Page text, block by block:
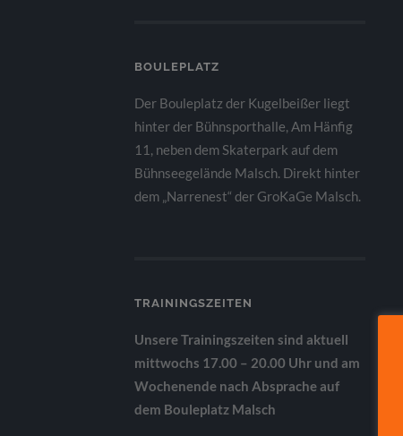
BOULEPLATZ
Der Bouleplatz der Kugelbeißer liegt
hinter der Bühnsporthalle, Am Hänfig
11, neben dem Skaterpark auf dem
Bühnseegelände Malsch. Direkt hinter
dem „Narrenest“ der GroKaGe Malsch.
TRAININGSZEITEN
Unsere Trainingszeiten sind aktuell
mittwochs 17.00 – 20.00 Uhr und am
Wochenende nach Absprache auf
dem Bouleplatz Malsch